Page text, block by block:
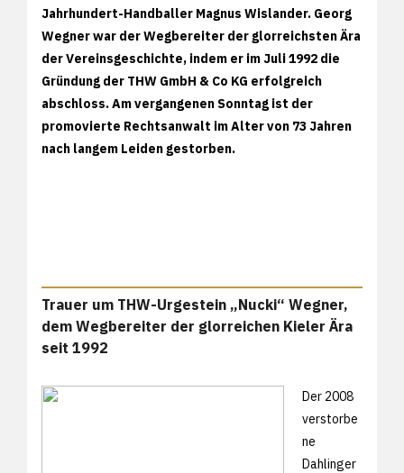
Jahrhundert-Handballer Magnus Wislander. Georg
Wegner war der Wegbereiter der glorreichsten Ära
der Vereinsgeschichte, indem er im Juli 1992 die
Gründung der THW GmbH & Co KG erfolgreich
abschloss. Am vergangenen Sonntag ist der
promovierte Rechtsanwalt im Alter von 73 Jahren
nach langem Leiden gestorben.
Trauer um THW-Urgestein „Nucki“ Wegner,
dem Wegbereiter der glorreichen Kieler Ära
seit 1992
Der 2008
verstorbe
ne
Dahlinger